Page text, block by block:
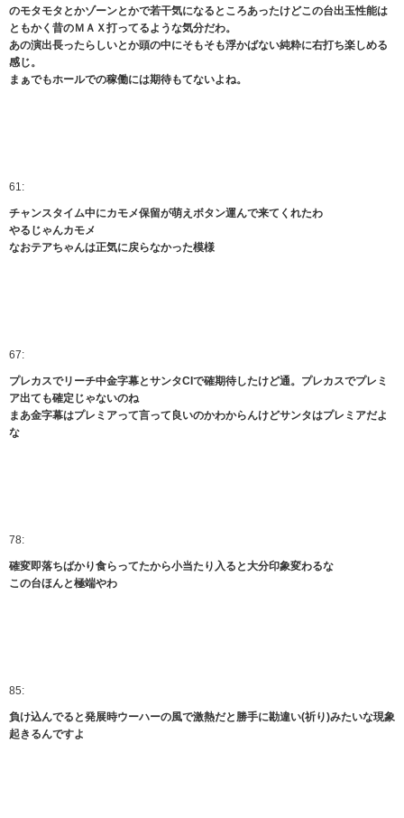
のモタモタとかゾーンとかで若干気になるところあったけどこの台出玉性能は
ともかく昔のＭＡＸ打ってるような気分だわ。
あの演出長ったらしいとか頭の中にそもそも浮かばない純粋に右打ち楽しめる
感じ。
まぁでもホールでの稼働には期待もてないよね。
61:
チャンスタイム中にカモメ保留が萌えボタン運んで来てくれたわ
やるじゃんカモメ
なおテアちゃんは正気に戻らなかった模様
67:
プレカスでリーチ中金字幕とサンタCIで確期待したけど通。プレカスでプレミ
ア出ても確定じゃないのね
まあ金字幕はプレミアって言って良いのかわからんけどサンタはプレミアだよ
な
78:
確変即落ちばかり食らってたから小当たり入ると大分印象変わるな
この台ほんと極端やわ
85:
負け込んでると発展時ウーハーの風で激熱だと勝手に勘違い(祈り)みたいな現象
起きるんですよ